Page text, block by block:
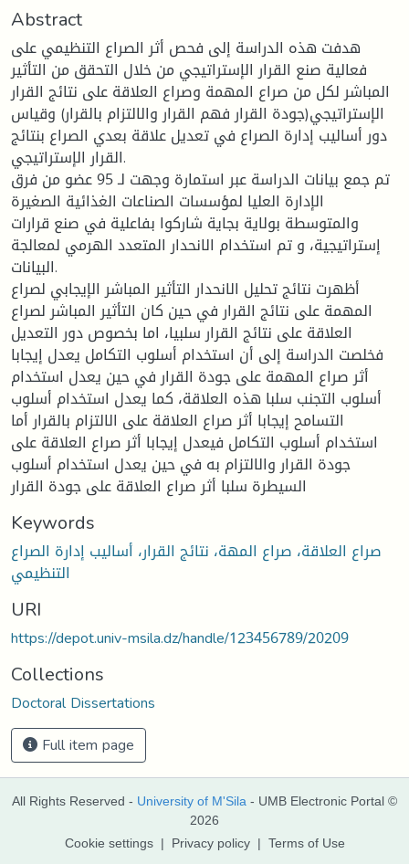
Abstract
هدفت هذه الدراسة إلى فحص أثر الصراع التنظيمي على
فعالية صنع القرار الإستراتيجي من خلال التحقق من التأثير
المباشر لكل من صراع المهمة وصراع العلاقة على نتائج القرار
الإستراتيجي(جودة القرار فهم القرار والالتزام بالقرار) وقياس
دور أساليب إدارة الصراع في تعديل علاقة بعدي الصراع بنتائج
القرار الإستراتيجي.
تم جمع بيانات الدراسة عبر استمارة وجهت لـ 95 عضو من فرق
الإدارة العليا لمؤسسات الصناعات الغذائية الصغيرة
والمتوسطة بولاية بجاية شاركوا بفاعلية في صنع قرارات
إستراتيجية، و تم استخدام الانحدار المتعدد الهرمي لمعالجة
البيانات.
أظهرت نتائج تحليل الانحدار التأثير المباشر الإيجابي لصراع
المهمة على نتائج القرار في حين كان التأثير المباشر لصراع
العلاقة على نتائج القرار سلبيا، اما بخصوص دور التعديل
فخلصت الدراسة إلى أن استخدام أسلوب التكامل يعدل إيجابا
أثر صراع المهمة على جودة القرار في حين يعدل استخدام
أسلوب التجنب سلبا هذه العلاقة، كما يعدل استخدام أسلوب
التسامح إيجابا أثر صراع العلاقة على الالتزام بالقرار أما
استخدام أسلوب التكامل فيعدل إيجابا أثر صراع العلاقة على
جودة القرار والالتزام به في حين يعدل استخدام أسلوب
السيطرة سلبا أثر صراع العلاقة على جودة القرار
Keywords
صراع العلاقة، صراع المهة، نتائج القرار، أساليب إدارة الصراع
التنظيمي
URI
https://depot.univ-msila.dz/handle/123456789/20209
Collections
Doctoral Dissertations
Full item page
All Rights Reserved - University of M'Sila - UMB Electronic Portal ©
2026
Cookie settings | Privacy policy | Terms of Use